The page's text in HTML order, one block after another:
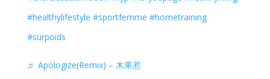
#healthylifestyle #sportfemme #hometraining
#surpoids
♬ Apologize(Remix) – 木果惹